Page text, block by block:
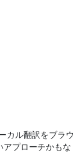
カル翻訳をブラウ
アプローチかもな